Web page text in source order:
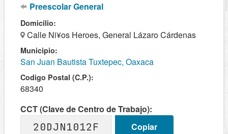
Preescolar General
Domicilio:
Calle Ni¥os Heroes, General Lázaro Cárdenas
Municipio:
San Juan Bautista Tuxtepec, Oaxaca
Codigo Postal (C.P.):
68340
CCT (Clave de Centro de Trabajo):
20DJN1012F
Copiar